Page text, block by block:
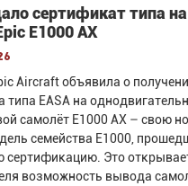
сертификат типа на
E1000 AX
Aircraft объявила о
типа EASA на
самолёт E1000 AX – свою
семейства E1000,
сертификацию. Это
возможность вывода